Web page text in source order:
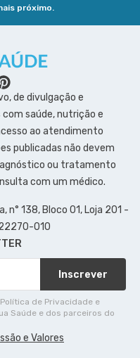
próximo.
de divulgação e
saúde, nutrição e
ao atendimento
publicadas não devem
ou tratamento
com um médico.
n° 138, Bloco 01, Loja 201 -
010
Inscrever
de Privacidade e
Saúde e dos parceiros do
e Valores